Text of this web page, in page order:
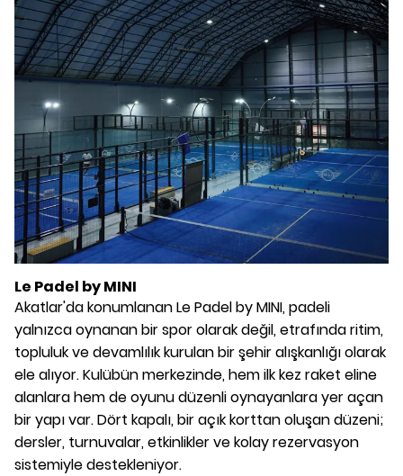
Le Padel by MINI
Akatlar'da konumlanan Le Padel by MINI, padeli
yalnızca oynanan bir spor olarak değil, etrafında ritim,
topluluk ve devamlılık kurulan bir şehir alışkanlığı olarak
ele alıyor. Kulübün merkezinde, hem ilk kez raket eline
alanlara hem de oyunu düzenli oynayanlara yer açan
bir yapı var. Dört kapalı, bir açık korttan oluşan düzeni;
dersler, turnuvalar, etkinlikler ve kolay rezervasyon
sistemiyle destekleniyor.